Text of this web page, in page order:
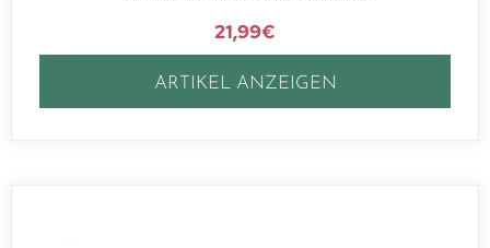
21,99€
ARTIKEL ANZEIGEN